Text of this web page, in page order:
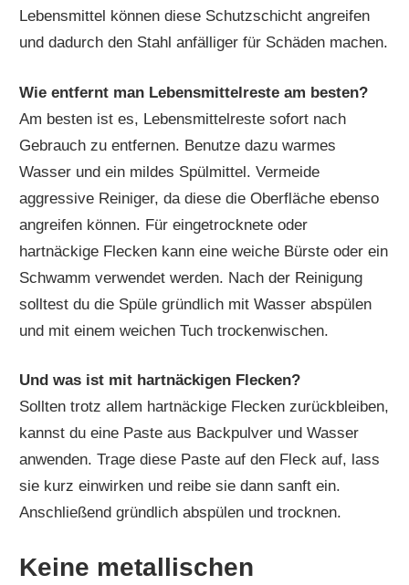
Lebensmittel können diese Schutzschicht angreifen
und dadurch den Stahl anfälliger für Schäden machen.
Wie entfernt man Lebensmittelreste am besten?
Am besten ist es, Lebensmittelreste sofort nach
Gebrauch zu entfernen. Benutze dazu warmes
Wasser und ein mildes Spülmittel. Vermeide
aggressive Reiniger, da diese die Oberfläche ebenso
angreifen können. Für eingetrocknete oder
hartnäckige Flecken kann eine weiche Bürste oder ein
Schwamm verwendet werden. Nach der Reinigung
solltest du die Spüle gründlich mit Wasser abspülen
und mit einem weichen Tuch trockenwischen.
Und was ist mit hartnäckigen Flecken?
Sollten trotz allem hartnäckige Flecken zurückbleiben,
kannst du eine Paste aus Backpulver und Wasser
anwenden. Trage diese Paste auf den Fleck auf, lass
sie kurz einwirken und reibe sie dann sanft ein.
Anschließend gründlich abspülen und trocknen.
Keine metallischen